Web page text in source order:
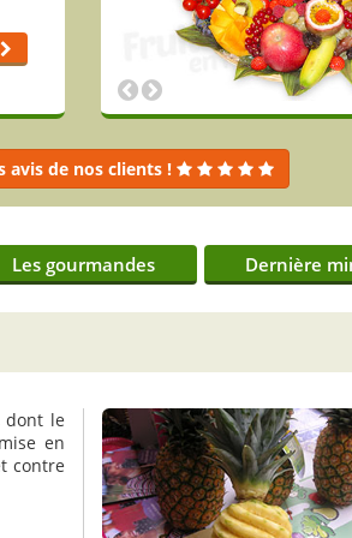
avis de nos clients !
Les gourmandes Dernière
dont le
en
contre